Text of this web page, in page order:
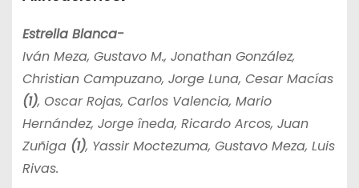
Estrella Blanca-
Iván Meza, Gustavo M., Jonathan González,
Christian Campuzano, Jorge Luna, Cesar Macías
(1), Oscar Rojas, Carlos Valencia, Mario
Hernández, Jorge îneda, Ricardo Arcos, Juan
Zuñiga (1), Yassir Moctezuma, Gustavo Meza, Luis
Rivas.